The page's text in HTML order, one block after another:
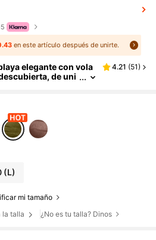
en este artículo después de unirte.
elegante con vola
de uni
4.21 (51)
(L)
mi tamaño
la talla ¿No es tu talla? Dinos